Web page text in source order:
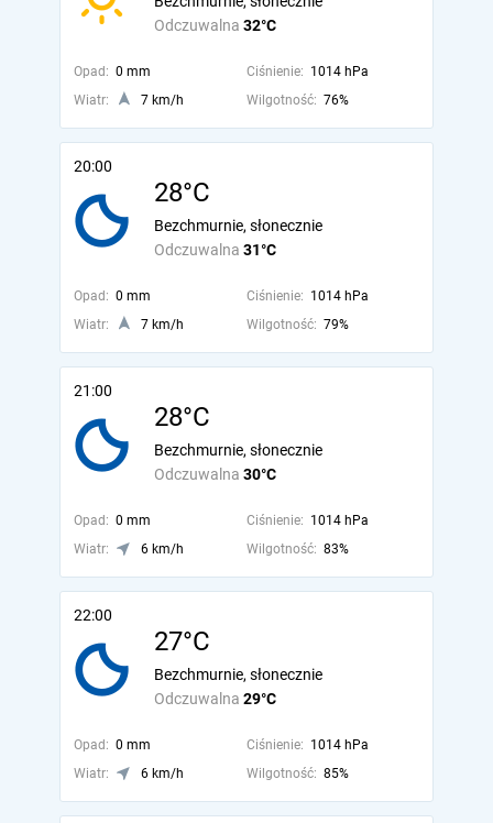
Odczuwalna 32°C
Opad: 0 mm Ciśnienie: 1014 hPa
Wiatr:
7 km/h Wilgotność: 76%
20:00
28°C
Odczuwalna 31°C
Bezchmurnie, słonecznie
Opad: 0 mm Ciśnienie: 1014 hPa
Wiatr:
7 km/h Wilgotność: 79%
21:00
28°C
Odczuwalna 30°C
Bezchmurnie, słonecznie
Opad: 0 mm Ciśnienie: 1014 hPa
Wiatr:
6 km/h Wilgotność: 83%
22:00
27°C
Odczuwalna 29°C
Bezchmurnie, słonecznie
Opad: 0 mm Ciśnienie: 1014 hPa
Wiatr:
6 km/h Wilgotność: 85%